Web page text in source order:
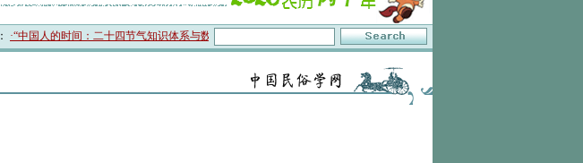
·“中国人的时间：二十四节气知识体系与数字叙事”研讨会在京召开 ·中国民俗学会第十一届代表大会暨2026年年会征文启事